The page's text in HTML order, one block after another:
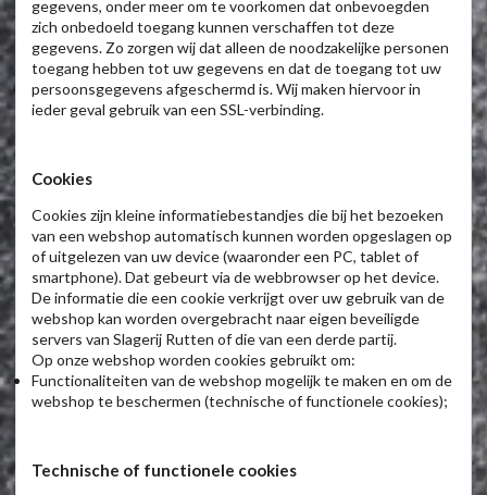
gegevens, onder meer om te voorkomen dat onbevoegden
zich onbedoeld toegang kunnen verschaffen tot deze
gegevens. Zo zorgen wij dat alleen de noodzakelijke personen
toegang hebben tot uw gegevens en dat de toegang tot uw
persoonsgegevens afgeschermd is. Wij maken hiervoor in
ieder geval gebruik van een SSL-verbinding.
Cookies
Cookies zijn kleine informatiebestandjes die bij het bezoeken
van een webshop automatisch kunnen worden opgeslagen op
of uitgelezen van uw device (waaronder een PC, tablet of
smartphone). Dat gebeurt via de webbrowser op het device.
De informatie die een cookie verkrijgt over uw gebruik van de
webshop kan worden overgebracht naar eigen beveiligde
servers van Slagerij Rutten of die van een derde partij.
Op onze webshop worden cookies gebruikt om:
Functionaliteiten van de webshop mogelijk te maken en om de
webshop te beschermen (technische of functionele cookies);
Technische of functionele cookies